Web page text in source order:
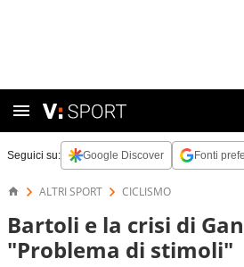
Seguici su: Google Discover Fonti
ALTRI SPORT CICLISMO
Bartoli e la crisi di
"Problema di stimoli"